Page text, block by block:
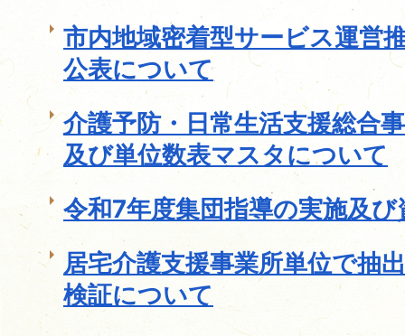
市内地域密着型サービス運営
公表について
介護予防・日常生活支援総合
及び単位数表マスタについて
令和7年度集団指導の実施及
居宅介護支援事業所単位で抽
検証について